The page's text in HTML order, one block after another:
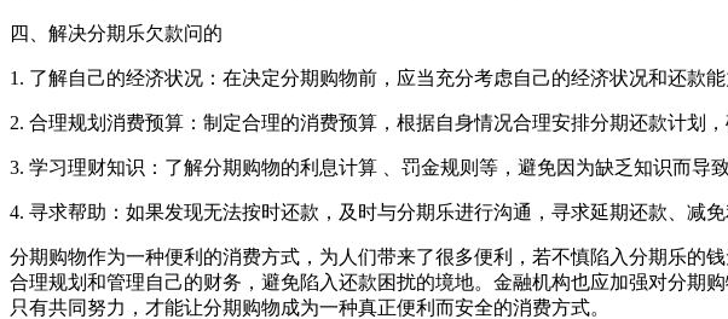
四、解决分期乐欠款问的
1. 了解自己的经济状况：在决定分期购物前，应当充分考虑自己的经济状况和还款
2. 合理规划消费预算：制定合理的消费预算，根据自身情况合理安排分期还款计划，
3. 学习理财知识：了解分期购物的利息计算 、罚金规则等，避免因为缺乏知识而导致
4. 寻求帮助：如果发现无法按时还款，及时与分期乐进行沟通，寻求延期还款、减免
分期购物作为一种便利的消费方式，为人们带来了很多便利，若不慎陷入分期乐的
合理规划和管理自己的财务，避免陷入还款困扰的境地。金融机构也应加强对分期
只有共同努力，才能让分期购物成为一种真正便利而安全的消费方式。